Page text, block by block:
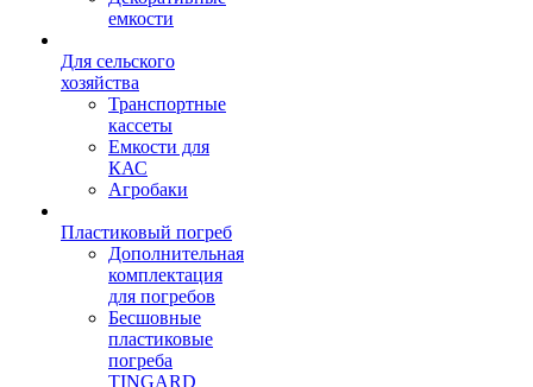
емкости
Для сельского
хозяйства
Транспортные
кассеты
Емкости для
КАС
Агробаки
Пластиковый погреб
Дополнительная
комплектация
для погребов
Бесшовные
пластиковые
погреба
TINGARD